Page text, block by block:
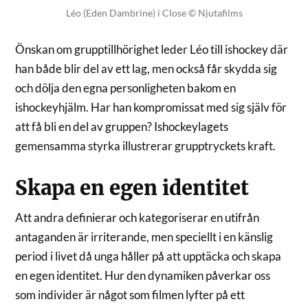
Léo (Eden Dambrine) i Close © Njutafilms
Önskan om grupptillhörighet leder Léo till ishockey där
han både blir del av ett lag, men också får skydda sig
och dölja den egna personligheten bakom en
ishockeyhjälm. Har han kompromissat med sig själv för
att få bli en del av gruppen? Ishockeylagets
gemensamma styrka illustrerar grupptryckets kraft.
Skapa en egen identitet
Att andra definierar och kategoriserar en utifrån
antaganden är irriterande, men speciellt i en känslig
period i livet då unga håller på att upptäcka och skapa
en egen identitet. Hur den dynamiken påverkar oss
som individer är något som filmen lyfter på ett